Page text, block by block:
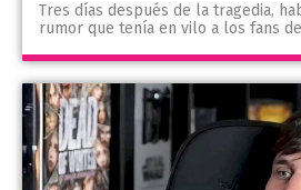
Tres días después de la tragedia,
rumor que tenía en vilo a los fans